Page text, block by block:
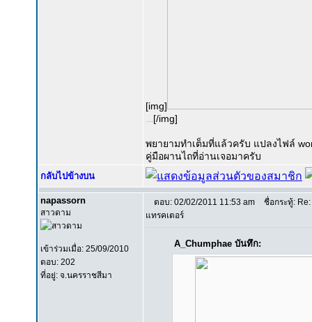
[img]
[/img]
พยายามทำเต็มที่แล้วครับ แปลงไฟล์
คู่มือผานไถที่อ่านเจอมาครับ
กลับไปข้างบน
napassorn
สาวดาม
เข้าร่วมเมื่อ: 25/09/2010
ตอบ: 202
ที่อยู่: จ.นครราชสีมา
ตอบ: 02/02/2011 11:53 am
ชื่อกระทู้:
แทรคเตอร์
A_Chumphae บันทึก: